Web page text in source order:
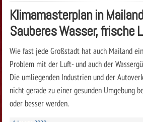
Klimamasterplan in
Sauberes Wasser, frische
Wie fast jede Großstadt hat auch Mailand ein
Problem mit der Luft- und auch der
Die umliegenden Industrien und der
nicht gerade zu einer gesunden Umgebung
oder besser werden.